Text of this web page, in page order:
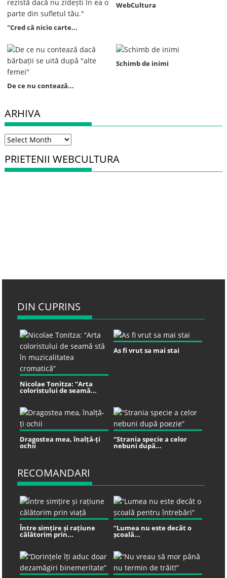
"Cred că nicio carte...
WebCultura
De ce nu contează...
Schimb de inimi
ARHIVA
Arhiva
PRIETENII WEBCULTURA
DIN CUPRINS
Nicolae Tonitza: “Arta
coloristului de seamă...
As fi vrut sa mai stai
Dragostea mea, înalță-ți
ochii
“Strania specie a celor
nebuni după...
RECOMANDARI
Între simțire și rațiune
călătorim prin...
“Lumea nu este decât o
școală...